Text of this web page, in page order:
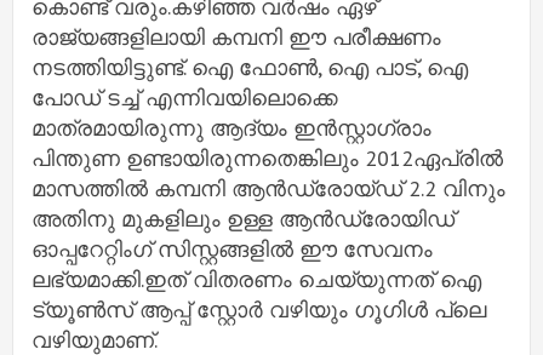
കൊണ്ട് വരും.കഴിഞ്ഞ വർഷം ഏഴ്
രാജ്യങ്ങളിലായി കമ്പനി ഈ പരീക്ഷണം
നടത്തിയിട്ടുണ്ട്. ഐ ഫോൺ, ഐ പാട്, ഐ
പോഡ് ടച്ച് എന്നിവയിലൊക്കെ
മാത്രമായിരുന്നു ആദ്യം ഇൻസ്റ്റാഗ്രാം
പിന്തുണ ഉണ്ടായിരുന്നതെങ്കിലും 2012ഏപ്രിൽ
മാസത്തിൽ കമ്പനി ആൻഡ്രോയ്ഡ് 2.2 വിനും
അതിനു മുകളിലും ഉള്ള ആൻഡ്രോയിഡ്
ഓപ്പറേറ്റിംഗ് സിസ്റ്റങ്ങളിൽ ഈ സേവനം
ലഭ്യമാക്കി.ഇത് വിതരണം ചെയ്യുന്നത് ഐ
ട്യൂൺസ് ആപ്പ് സ്റ്റോർ വഴിയും ഗൂഗിൾ പ്ലെ
വഴിയുമാണ്.